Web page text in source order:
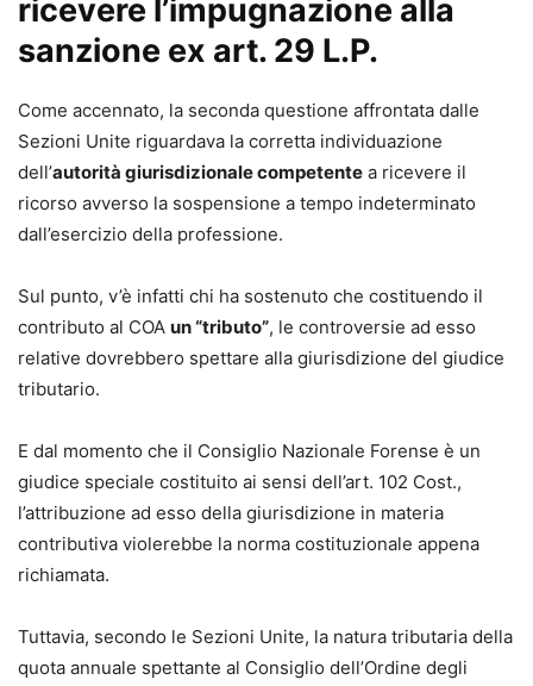
ricevere l’impugnazione alla
sanzione ex art. 29 L.P.
Come accennato, la seconda questione affrontata dalle
Sezioni Unite riguardava la corretta individuazione
dell’autorità giurisdizionale competente a ricevere il
ricorso avverso la sospensione a tempo indeterminato
dall’esercizio della professione.
Sul punto, v’è infatti chi ha sostenuto che costituendo il
contributo al COA un “tributo”, le controversie ad esso
relative dovrebbero spettare alla giurisdizione del giudice
tributario.
E dal momento che il Consiglio Nazionale Forense è un
giudice speciale costituito ai sensi dell’art. 102 Cost.,
l’attribuzione ad esso della giurisdizione in materia
contributiva violerebbe la norma costituzionale appena
richiamata.
Tuttavia, secondo le Sezioni Unite, la natura tributaria della
quota annuale spettante al Consiglio dell’Ordine degli